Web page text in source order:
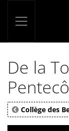
De la
Collège des
Panneau de